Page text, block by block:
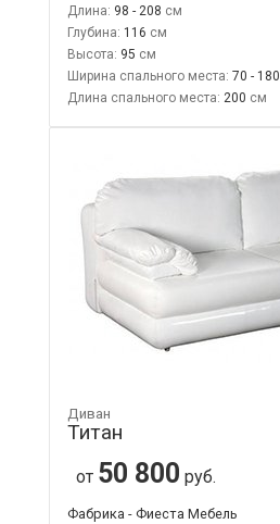
Длина: 98 - 208
Глубина: 116
Высота: 95
Ширина спального места: 70 - 180
Длина спального места: 200
Диван
Титан
от 50 800 руб.
Фабрика - Фиеста Мебель